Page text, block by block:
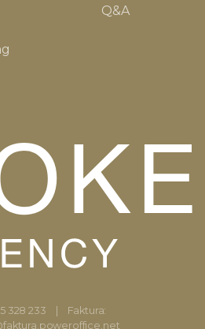
Q&A
328 233 |
Faktura: